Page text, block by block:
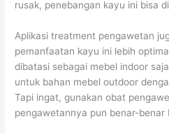
rusak, penebangan kayu ini bisa
Aplikasi treatment pengawetan
pemanfaatan kayu ini lebih
dibatasi sebagai mebel indoor
untuk bahan mebel outdoor
Tapi ingat, gunakan obat
pengawetannya pun benar-benar